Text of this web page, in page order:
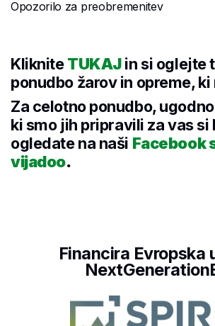
Opozorilo za preobremenitev
KlikniteTUKAJin si oglejte
ponudbo žarov in opreme,
Za celotno ponudbo,
ki smo jih pripravili za vas si
ogledate na naši Facebook
vijadoo.
Financira Evropska